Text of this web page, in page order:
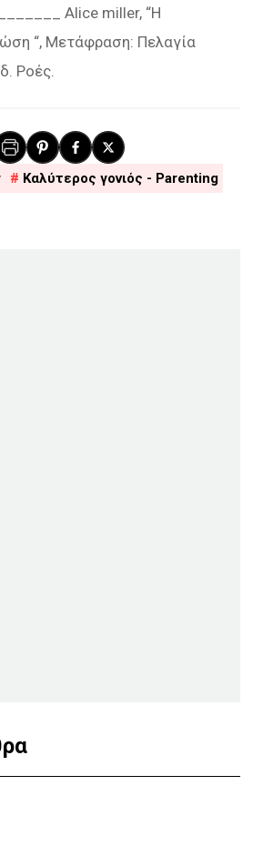
Alice miller, “H
“, Μετάφραση: Πελαγία
Ροές.
Καλύτερος γονιός - Parenting